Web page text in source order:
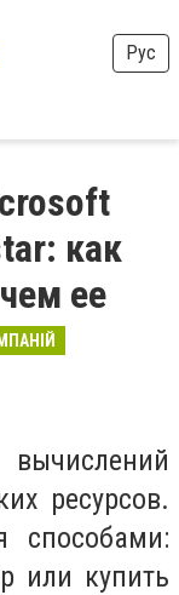
Рус
как
ее
ресурсов.
способами:
или купить